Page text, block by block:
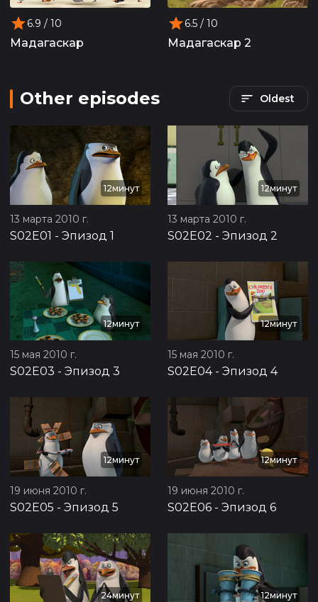
6.9 / 10
Мадагаскар
6.5 / 10
Мадагаскар 2
Other episodes Oldest
12минут
13 марта 2010 г.
S02E01 - Эпизод 1
12минут
13 марта 2010 г.
S02E02 - Эпизод 2
12минут
15 мая 2010 г.
S02E03 - Эпизод 3
12минут
15 мая 2010 г.
S02E04- Эпизод 4
12минут
19 июня 2010 г.
S02E05 - Эпизод 5
12минут
19 июня 2010 г.
S02E06 - Эпизод 6
24минут 12минут